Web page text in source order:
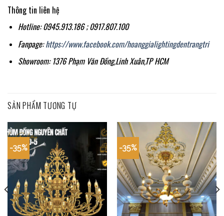
Thông tin liên hệ
Hotline: 0945.913.186 ; 0917.807.100
Fanpage:https://www.facebook.com/hoanggialightingdentrangtri
Showroom: 1376 Phạm Văn Đồng,Linh Xuân,TP HCM
SẢN PHẨM TƯƠNG TỰ
-35% -35%